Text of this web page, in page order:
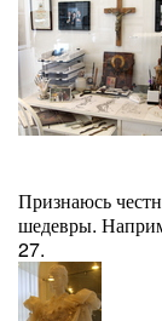
Признаюсь
шедевры.
27.